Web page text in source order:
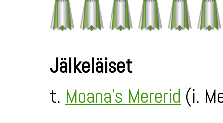
Jälkeläiset
t. Moana's Mererid (i.